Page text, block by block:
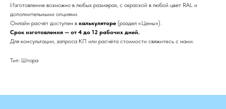
Изготовление возможно в любых размерах, с окраской в любой цвет RAL и
дополнительными опциями.
Онлайн расчёт доступен в калькуляторе (раздел «Цены»).
Срок изготовления — от 4 до 12 рабочих дней.
Для консультации, запроса КП или расчёта стоимости свяжитесь с нами.
Тип: Штора